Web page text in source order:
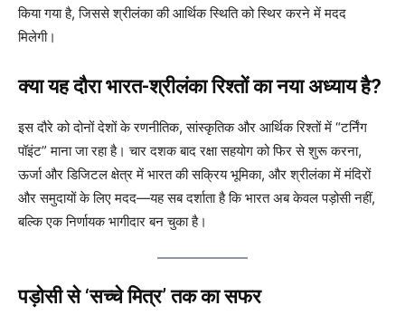
किया गया है, जिससे श्रीलंका की आर्थिक स्थिति को स्थिर करने में मदद
मिलेगी।
क्या यह दौरा भारत-श्रीलंका रिश्तों का नया अध्याय है?
इस दौरे को दोनों देशों के रणनीतिक, सांस्कृतिक और आर्थिक रिश्तों में “टर्निंग
पॉइंट” माना जा रहा है। चार दशक बाद रक्षा सहयोग को फिर से शुरू करना,
ऊर्जा और डिजिटल क्षेत्र में भारत की सक्रिय भूमिका, और श्रीलंका में मंदिरों
और समुदायों के लिए मदद—यह सब दर्शाता है कि भारत अब केवल पड़ोसी नहीं,
बल्कि एक निर्णायक भागीदार बन चुका है।
पड़ोसी से ‘सच्चे मित्र’ तक का सफर